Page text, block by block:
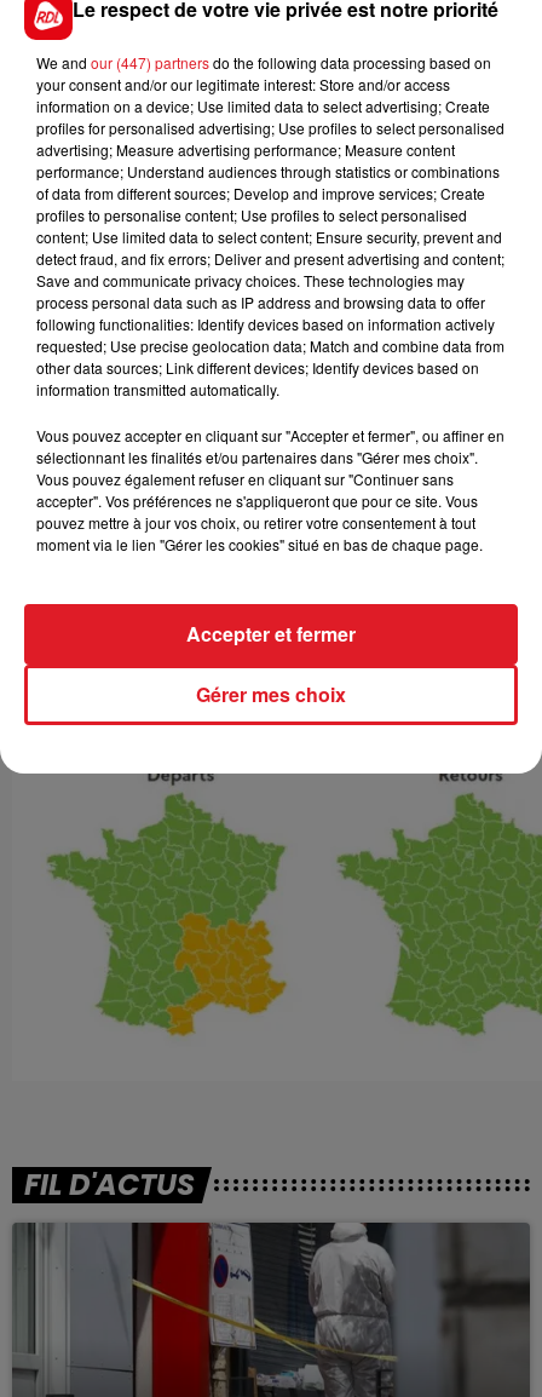
Ça se corse samedi, avec des prévisions rouges dans
tout l’Hexagone. La journée est même classée noire
dans la région Auvergne-Rhône-Alpes.
La situation sera plus calme si vous partez en
vacances dimanche. Des difficultés persisteront
toutefois dans la Vallée du Rhône dans le sens Nord-
FIL D'ACTUS
Le respect de votre vie privée est notre priorité
We and our (447) partnersdo the following data processing based on
your consent and/or our legitimate interest: Store and/or access
information on a device; Use limited data to select advertising; Create
profiles for personalised advertising; Use profiles to select personalised
advertising; Measure advertising performance; Measure content
performance; Understand audiences through statistics or combinations
of data from different sources; Develop and improve services; Create
profiles to personalise content; Use profiles to select personalised
content; Use limited data to select content; Ensure security, prevent and
detect fraud, and fix errors; Deliver and present advertising and content;
Save and communicate privacy choices. These technologies may
process personal data such as IP address and browsing data to offer
following functionalities: Identify devices based on information actively
requested; Use precise geolocation data; Match and combine data from
other data sources; Link different devices; Identify devices based on
information transmitted automatically.
Vous pouvez accepter en cliquant sur "Accepter et fermer", ou affiner en
sélectionnant les finalités et/ou partenaires dans "Gérer mes choix".
Vous pouvez également refuser en cliquant sur "Continuer sans
accepter". Vos préférences ne s'appliqueront que pour ce site. Vous
pouvez mettre à jour vos choix, ou retirer votre consentement à tout
moment via le lien "Gérer les cookies" situé en bas de chaque page.
Gérer mes choix
Accepter et fermer